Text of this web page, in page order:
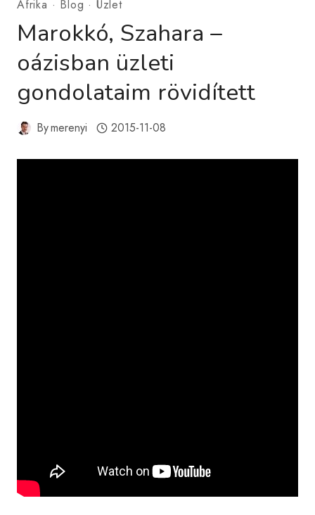
Afrika · Blog · Üzlet
Marokkó, Szahara –
oázisban üzleti
gondolataim rövidített
Bymerenyi 2015-11-08